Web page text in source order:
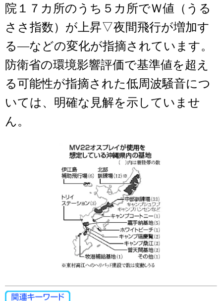
院１７カ所のうち５カ所でＷ値（うる
ささ指数）が上昇▽夜間飛行が増加す
る―などの変化が指摘されています。
防衛省の環境影響評価で基準値を超え
る可能性が指摘された低周波騒音につ
いては、明確な見解を示していませ
ん。